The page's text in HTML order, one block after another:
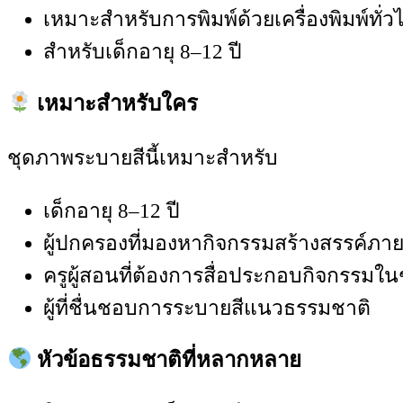
เหมาะสำหรับการพิมพ์ด้วยเครื่องพิมพ์ทั่ว
สำหรับเด็กอายุ 8–12 ปี
เหมาะสำหรับใคร
ชุดภาพระบายสีนี้เหมาะสำหรับ
เด็กอายุ 8–12 ปี
ผู้ปกครองที่มองหากิจกรรมสร้างสรรค์ภา
ครูผู้สอนที่ต้องการสื่อประกอบกิจกรรมใ
ผู้ที่ชื่นชอบการระบายสีแนวธรรมชาติ
หัวข้อธรรมชาติที่หลากหลาย